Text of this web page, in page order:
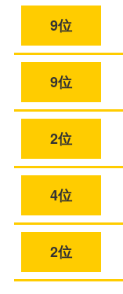
9位
9位
2位
4位
2位